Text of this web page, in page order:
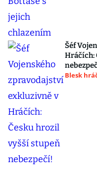
Šéf
Hráčích:
Blesk